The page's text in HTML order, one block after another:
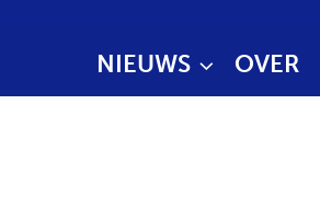
NIEUWS OVER